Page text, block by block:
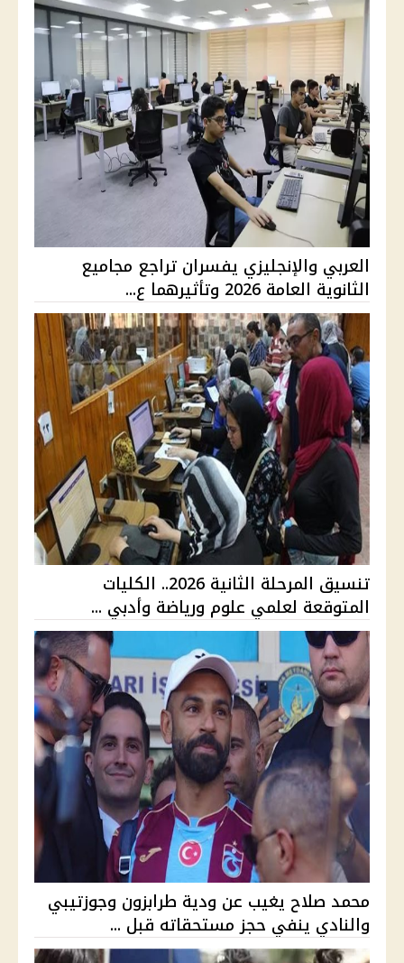
العربي والإنجليزي يفسران تراجع مجاميع
الثانوية العامة 2026 وتأثيرهما ع...
تنسيق المرحلة الثانية 2026.. الكليات
المتوقعة لعلمي علوم ورياضة وأدبي ...
محمد صلاح يغيب عن ودية طرابزون وجوزتيبي
والنادي ينفي حجز مستحقاته قبل ...